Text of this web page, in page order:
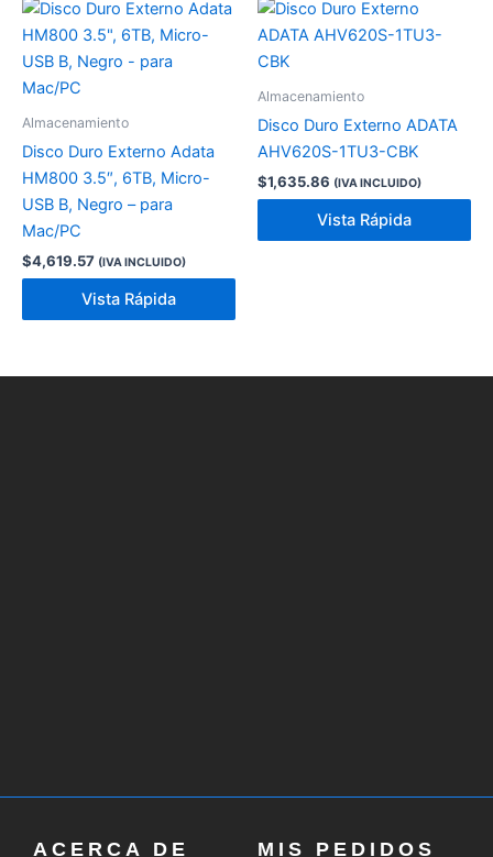
Almacenamiento
Disco Duro Externo Adata
HM800 3.5″, 6TB, Micro-
USB B, Negro – para
Mac/PC
$4,619.57 (IVA INCLUIDO)
Vista Rápida
Almacenamiento
Disco Duro Externo ADATA
AHV620S-1TU3-CBK
$1,635.86 (IVA INCLUIDO)
Vista Rápida
ACERCA DE
MIS PEDIDOS